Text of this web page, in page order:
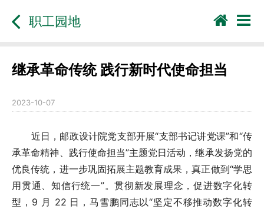
职工园地
继承革命传统 践行新时代使命担当
2023-10-07
近日，邮政设计院党支部开展“支部书记讲党课”和“传
承革命精神、践行使命担当”主题党日活动，继承发扬党的
优良传统，进一步巩固拓展主题教育成果，真正做到“学思
用贯通、知信行统一”。贯彻新发展理念，促进数字化转
型，9 月 22 日，马雪鹏同志以“坚定不移推动数字化转